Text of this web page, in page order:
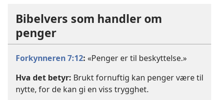
Bibelvers som handler om
penger
Forkynneren 7:12: «Penger er til beskyttelse.»
Hva det betyr: Brukt fornuftig kan penger være til
nytte, for de kan gi en viss trygghet.